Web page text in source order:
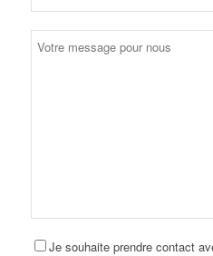
Je souhaite prendre contact